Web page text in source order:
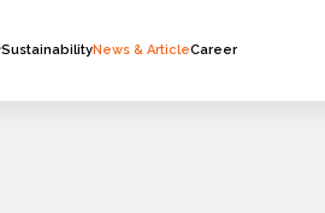
SustainabilityNews & ArticleCareer